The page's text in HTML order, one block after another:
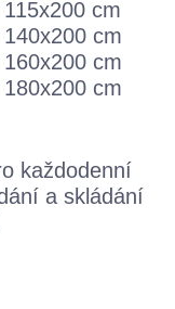
cm
cm
cm
cm
každodenní
a skládání